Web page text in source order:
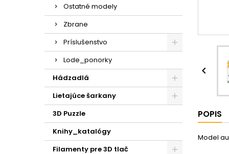
Ostatné modely
Zbrane
Príslušenstvo
Lode_ponorky
Hádzadlá
Lietajúce šarkany
3D Puzzle
Knihy_katalógy
Filamenty pre 3D tlač

POPIS
Model